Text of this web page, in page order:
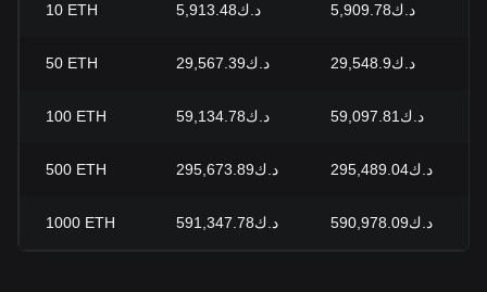
10 ETH د.ك5,913.48 د.ك5,909.78
50 ETH د.ك29,567.39 د.ك29,548.9
100 ETH د.ك59,134.78 د.ك59,097.81
500 ETH د.ك295,673.89 د.ك295,489.04
1000 ETH د.ك591,347.78 د.ك590,978.09